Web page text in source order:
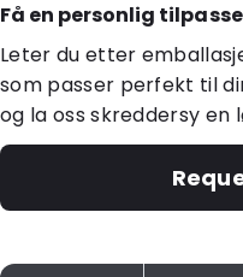
Få en personlig
Leter du etter
som passer perfekt til
og la oss skreddersy en